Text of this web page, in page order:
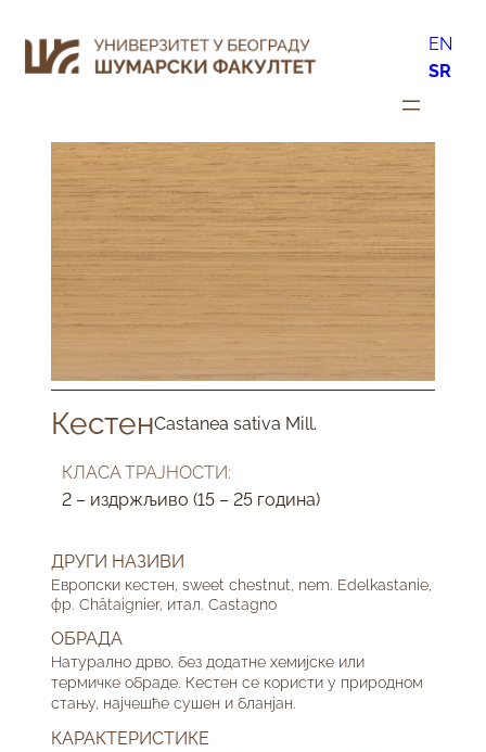
EN
SR
КестенCastanea sativa Mill.
КЛАСА ТРАЈНОСТИ:
2 – издржљиво (15 – 25 година)
ДРУГИ НАЗИВИ
Европски кестен, sweet chestnut, nem. Edelkastanie,
фр. Châtaignier, итал. Castagno
ОБРАДА
Натурално дрво, без додатне хемијске или
термичке обраде. Кестен се користи у природном
стању, најчешће сушен и бланјан.
КАРАКТЕРИСТИКЕ